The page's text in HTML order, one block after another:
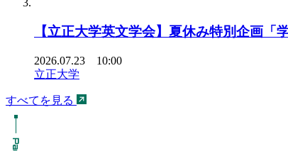
【立正大学英文学会】夏休み特別企画
2026.07.23 10:00
立正大学
すべてを見る